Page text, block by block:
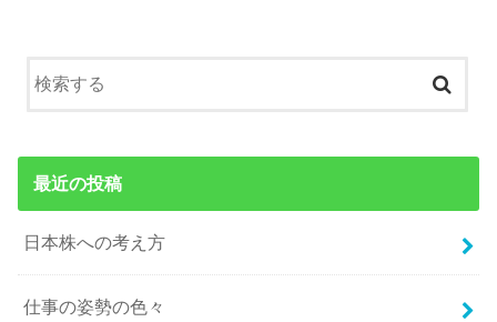
最近の投稿
日本株への考え方
仕事の姿勢の色々